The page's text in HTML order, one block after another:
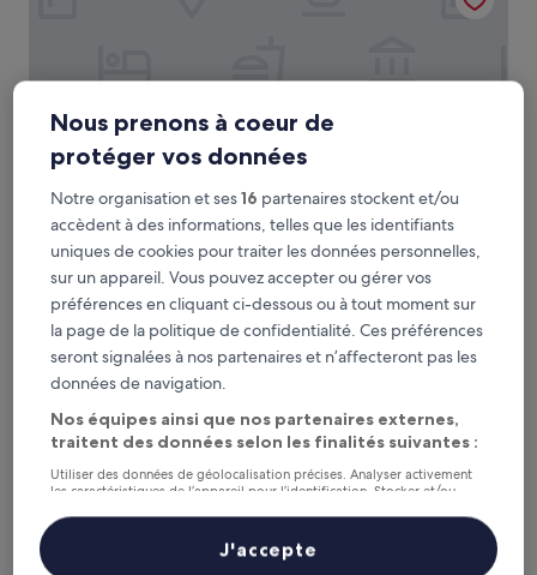
Lysebu Hotel
Lysebu Hotel
Hébergement
4.0 étoiles
Holmenkollen, à 1,3 km de : Korketrekkeren (parcours de
bobsleigh)
9.2
sur
10,
Merveilleux,
9,2/10 Merveilleux (643 avis)
nouveau
prix
est
de
196 €
196 €
taxes et frais compris
Nous prenons à coeur de
protéger vos données
Notre organisation et ses16 partenaires stockent et/ou
accèdent à des informations, telles que les identifiants
uniques de cookies pour traiter les données personnelles,
sur un appareil. Vous pouvez accepter ou gérer vos
préférences en cliquant ci-dessous ou à tout moment sur
la page de la politique de confidentialité. Ces préférences
seront signalées à nos partenaires et n’affecteront pas les
données de navigation.
Nos équipes ainsi que nos partenaires externes,
traitent des données selon les finalités suivantes :
Utiliser des données de géolocalisation précises. Analyser activement
les caractéristiques de l’appareil pour l’identification. Stocker et/ou
personnalisés, mesure de performance des publicités et du contenu,
études d’audience et développement de services.
Liste de nos partenaires (fournisseurs)
J'accepte